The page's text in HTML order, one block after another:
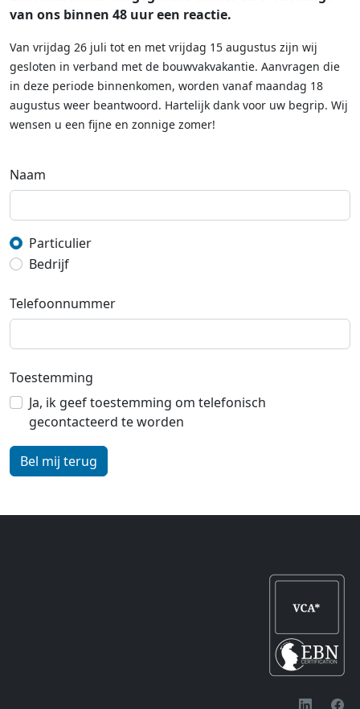
van ons binnen 48 uur een reactie.
Van vrijdag 26 juli tot en met vrijdag 15 augustus zijn wij
gesloten in verband met de bouwvakvakantie. Aanvragen die
in deze periode binnenkomen, worden vanaf maandag 18
augustus weer beantwoord. Hartelijk dank voor uw begrip. Wij
wensen u een fijne en zonnige zomer!
Naam
Particulier
Bedrijf
Telefoonnummer
Toestemming
Ja, ik geef toestemming om telefonisch
gecontacteerd te worden